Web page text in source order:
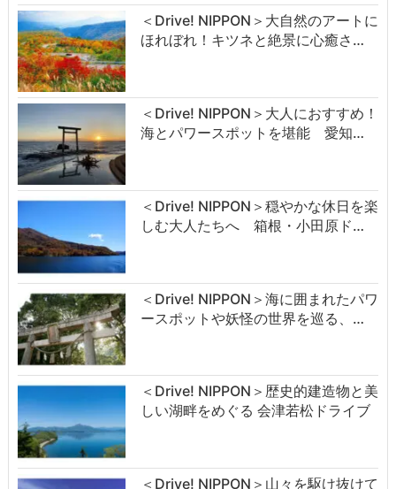
＜Drive! NIPPON＞大自然のアートに
ほれぼれ！キツネと絶景に心癒さ…
＜Drive! NIPPON＞大人におすすめ！
海とパワースポットを堪能 愛知…
＜Drive! NIPPON＞穏やかな休日を楽
しむ大人たちへ 箱根・小田原ド…
＜Drive! NIPPON＞海に囲まれたパワ
ースポットや妖怪の世界を巡る、…
＜Drive! NIPPON＞歴史的建造物と美
しい湖畔をめぐる 会津若松ドライブ
＜Drive! NIPPON＞山々を駆け抜けて